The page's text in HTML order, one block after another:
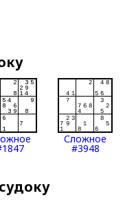
Сложное
#3948